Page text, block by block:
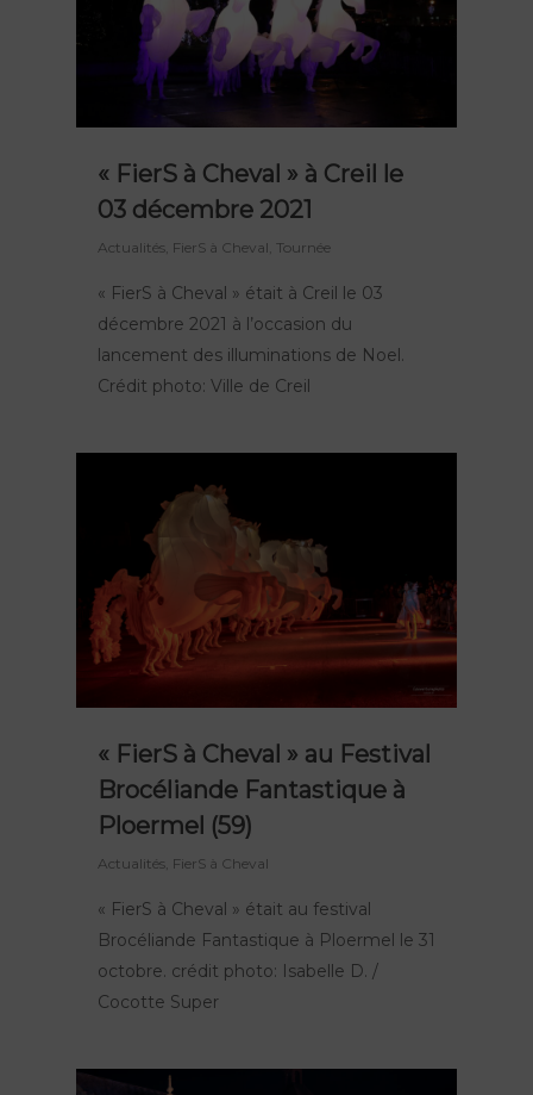
« FierS à Cheval » à Creil le
03 décembre 2021
Actualités FierS à Cheval Tournée
« FierS à Cheval » était à Creil le 03
décembre 2021 à l’occasion du
lancement des illuminations de Noel.
Crédit photo: Ville de Creil
« FierS à Cheval » au Festival
Brocéliande Fantastique à
Ploermel (59)
Actualités FierS à Cheval
« FierS à Cheval » était au festival
Brocéliande Fantastique à Ploermel le 31
octobre. crédit photo: Isabelle D. /
Cocotte Super